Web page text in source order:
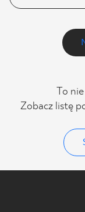
To
Zobacz listę